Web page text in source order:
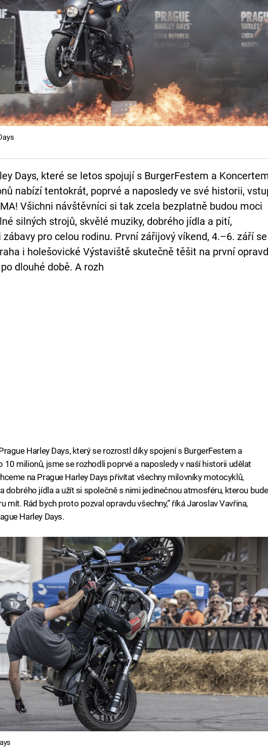
Days, které se letos spojují s BurgerFestem a
nabízí tentokrát, poprvé a naposledy ve své historii,
Všichni návštěvníci si tak zcela bezplatně budou moci
silných strojů, skvělé muziky, dobrého jídla a pití,
zábavy pro celou rodinu. První zářijový víkend, 4.–6. září se
i holešovické Výstaviště skutečně těšit na první
dlouhé době. A rozh
Harley Days, který se rozrostl díky spojení s BurgerFestem a
10 milionů, jsme se rozhodli poprvé a naposledy v naší historii udělat
na Prague Harley Days přivítat všechny milovníky motocyklů,
dobrého jídla a užít si společně s nimi jedinečnou atmosféru, kterou bude
mít. Rád bych proto pozval opravdu všechny,” říká Jaroslav Vavřina,
Harley Days.